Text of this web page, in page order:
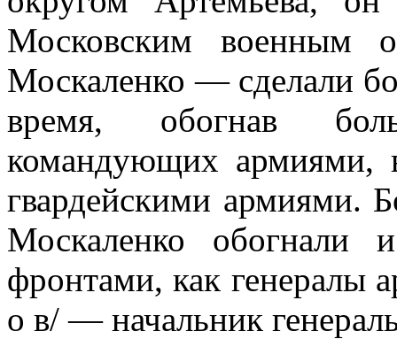
Московским
Москаленко — сделали
время, обогнав
командующих армиями,
гвардейскими армиями.
Москаленко
фронтами, как генералы
о в/ — начальник